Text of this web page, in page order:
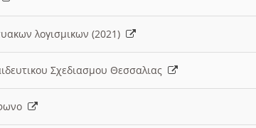
λογισμικων (2021)
Σχεδιασμου Θεσσαλιας